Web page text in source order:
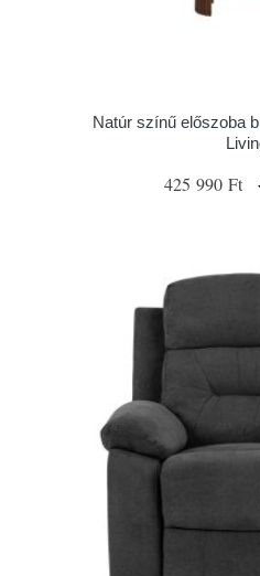
Natúr színű előszoba
425 990 Ft